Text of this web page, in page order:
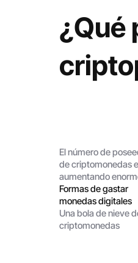
¿Qué
El número de
de criptomonedas
aumentando
Formas de gastar
monedas digitales
Una bola de nieve
criptomonedas